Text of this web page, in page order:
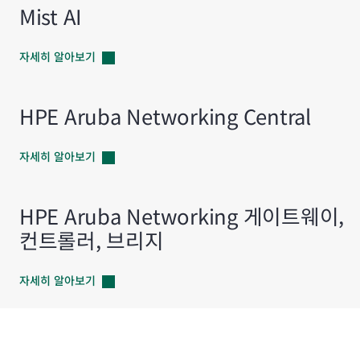
Mist AI
자세히 알아보기
HPE Aruba Networking Central
자세히 알아보기
HPE Aruba Networking 게이트웨이,
컨트롤러, 브리지
자세히 알아보기